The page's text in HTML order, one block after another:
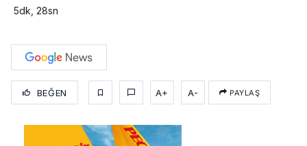
5dk, 28sn
BEĞEN A+ A- PAYLAŞ